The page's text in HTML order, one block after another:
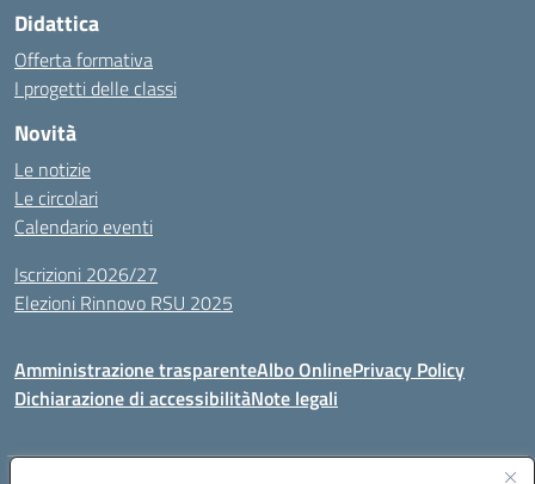
Didattica
Offerta formativa
I progetti delle classi
Novità
Le notizie
Le circolari
Calendario eventi
Iscrizioni 2026/27
Elezioni Rinnovo RSU 2025
Amministrazione trasparenteAlbo OnlinePrivacy Policy
Dichiarazione di accessibilitàNote legali